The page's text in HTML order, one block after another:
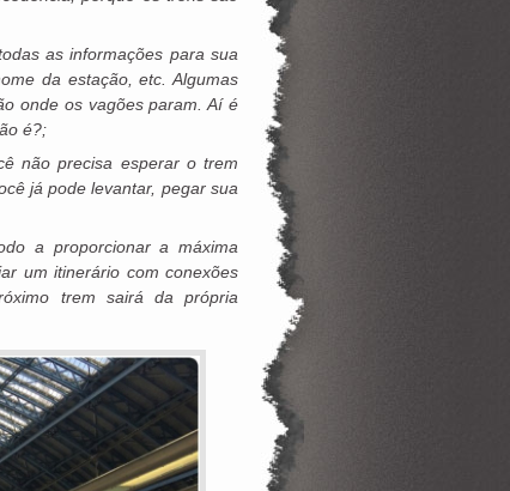
as informações para sua
da estação, etc. Algumas
onde os vagões param. Aí é
é?;
não precisa esperar o trem
já pode levantar, pegar sua
a proporcionar a máxima
um itinerário com conexões
trem sairá da própria